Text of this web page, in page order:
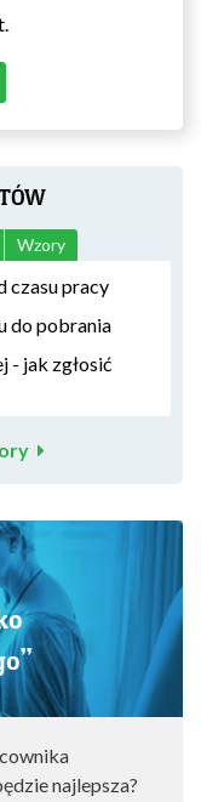
Wzory
czasu pracy
do pobrania
- jak zgłosić
najlepsza?